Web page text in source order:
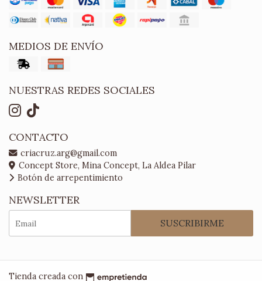
MEDIOS DE ENVÍO
NUESTRAS REDES SOCIALES
CONTACTO
criacruz.arg@gmail.com
Concept Store, Mina Concept, La Aldea Pilar
Botón de arrepentimiento
NEWSLETTER
SUSCRIBIRME
Tienda creada con